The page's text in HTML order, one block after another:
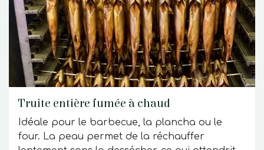
Truite entière fumée à chaud
Idéale pour le barbecue, la plancha ou le
four. La peau permet de la réchauffer